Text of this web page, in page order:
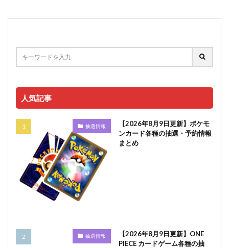
人気記事
抽選情報
【2026年8月9日更新】ポケモ
ンカード各種の抽選・予約情報
まとめ
抽選情報
【2026年8月9日更新】ONE
PIECE カードゲーム各種の抽